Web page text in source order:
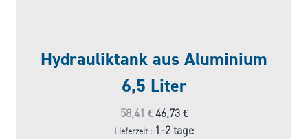
Hydrauliktank aus Aluminium
6,5 Liter
58,41€Ursprünglicher
Preis
46,73 €Aktueller
Preis
Lieferzeit : 1-2 tage